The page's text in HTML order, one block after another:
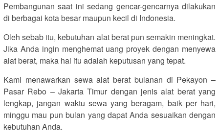
Pembangunan saat ini sedang gencar-gencarnya dilakukan
di berbagai kota besar maupun kecil di Indonesia.
Oleh sebab itu, kebutuhan alat berat pun semakin meningkat.
Jika Anda ingin menghemat uang proyek dengan menyewa
alat berat, maka hal itu adalah keputusan yang tepat.
Kami menawarkan sewa alat berat bulanan di Pekayon –
Pasar Rebo – Jakarta Timur dengan jenis alat berat yang
lengkap, jangan waktu sewa yang beragam, baik per hari,
minggu mau pun bulan yang dapat Anda sesuaikan dengan
kebutuhan Anda.